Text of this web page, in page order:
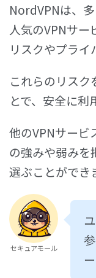
NordVPNは、
人気のVPNサー
リスクやプライ
これらのリスク
とで、安全に利
他のVPNサービ
の強みや弱みを
選ぶことができ
セキュアモール